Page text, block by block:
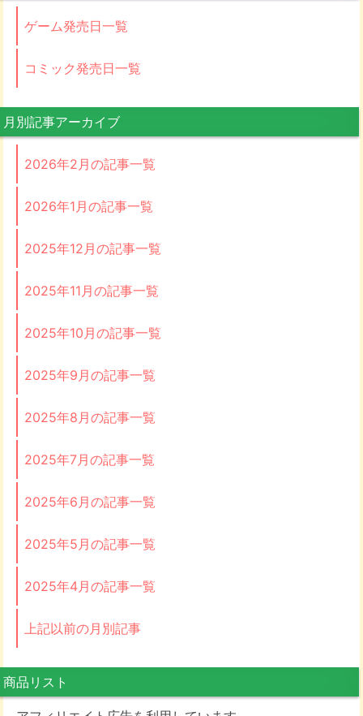
ゲーム発売日一覧
コミック発売日一覧
月別記事アーカイブ
2026年2月の記事一覧
2026年1月の記事一覧
2025年12月の記事一覧
2025年11月の記事一覧
2025年10月の記事一覧
2025年9月の記事一覧
2025年8月の記事一覧
2025年7月の記事一覧
2025年6月の記事一覧
2025年5月の記事一覧
2025年4月の記事一覧
上記以前の月別記事
商品リスト